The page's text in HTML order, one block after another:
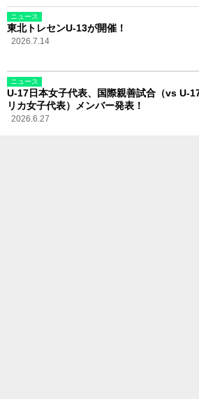
ニュース
東北トレセンU-13が開催！
2026.7.14
ニュース
U-17日本女子代表、国際親善試合（vs U-
リカ女子代表）メンバー発表！
2026.6.27